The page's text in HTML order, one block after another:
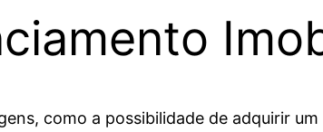
como a possibilidade de adquirir